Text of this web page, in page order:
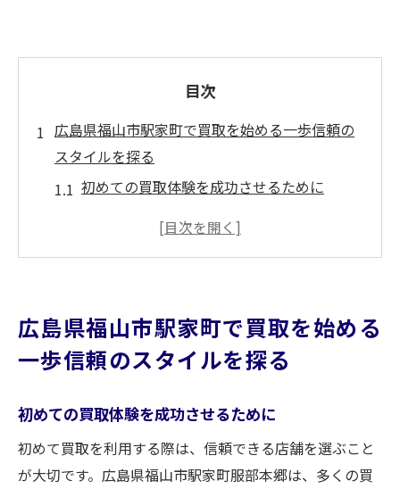
目次
広島県福山市駅家町で買取を始める一歩信頼の
スタイルを探る
初めての買取体験を成功させるために
地域の口コミを活かした信頼できる店舗の
店の魅力
オンラインで事前に調査すべき買取店情報
プ
駅家町服部本郷で安心の買取スタイルその秘密
に迫る
広島県福山市駅家町で買取を始める
一歩信頼のスタイルを探る
初めての買取体験を成功させるために
初めて買取を利用する際は、信頼できる店舗を選ぶこと
が大切です。広島県福山市駅家町服部本郷は、多くの買